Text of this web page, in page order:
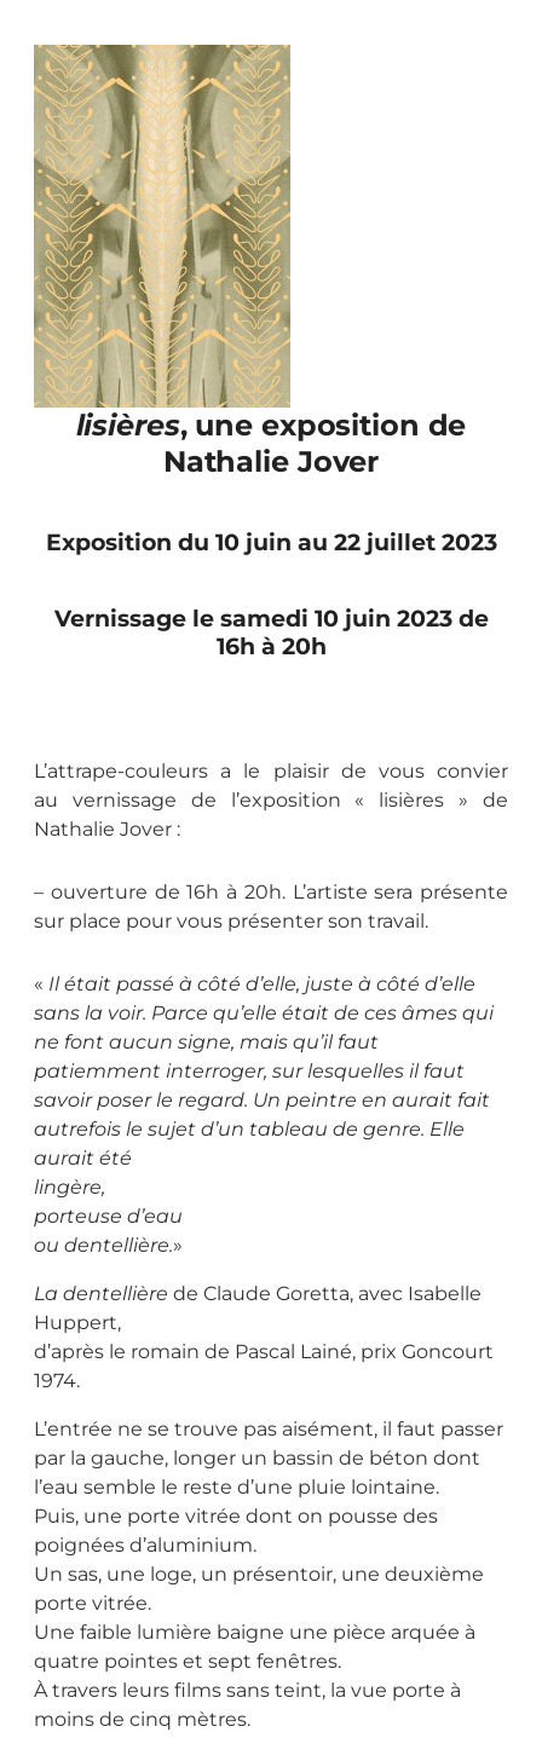
lisières, une exposition de
Nathalie Jover
Exposition du 10 juin au 22 juillet 2023
Vernissage le samedi 10 juin 2023 de
16h à 20h
L’attrape-couleurs a le plaisir de vous convier
au vernissage de l’exposition « lisières » de
Nathalie Jover :
– ouverture de 16h à 20h. L’artiste sera présente
sur place pour vous présenter son travail.
« Il était passé à côté d’elle, juste à côté d’elle
sans la voir. Parce qu’elle était de ces âmes qui
ne font aucun signe, mais qu’il faut
patiemment interroger, sur lesquelles il faut
savoir poser le regard. Un peintre en aurait fait
autrefois le sujet d’un tableau de genre. Elle
aurait été
lingère,
porteuse d’eau
ou dentellière.»
La dentellière de Claude Goretta, avec Isabelle
Huppert,
d’après le romain de Pascal Lainé, prix Goncourt
1974.
L’entrée ne se trouve pas aisément, il faut passer
par la gauche, longer un bassin de béton dont
l’eau semble le reste d’une pluie lointaine.
Puis, une porte vitrée dont on pousse des
poignées d’aluminium.
Un sas, une loge, un présentoir, une deuxième
porte vitrée.
Une faible lumière baigne une pièce arquée à
quatre pointes et sept fenêtres.
À travers leurs films sans teint, la vue porte à
moins de cinq mètres.